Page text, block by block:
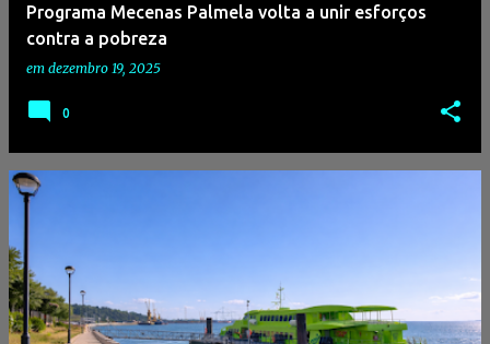
Programa Mecenas Palmela volta a unir esforços
contra a pobreza
em dezembro 19, 2025
0